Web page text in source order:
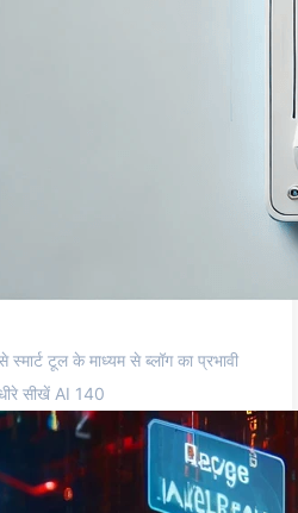
टूल के माध्यम से ब्लॉग का प्रभावी
सीखें AI 140